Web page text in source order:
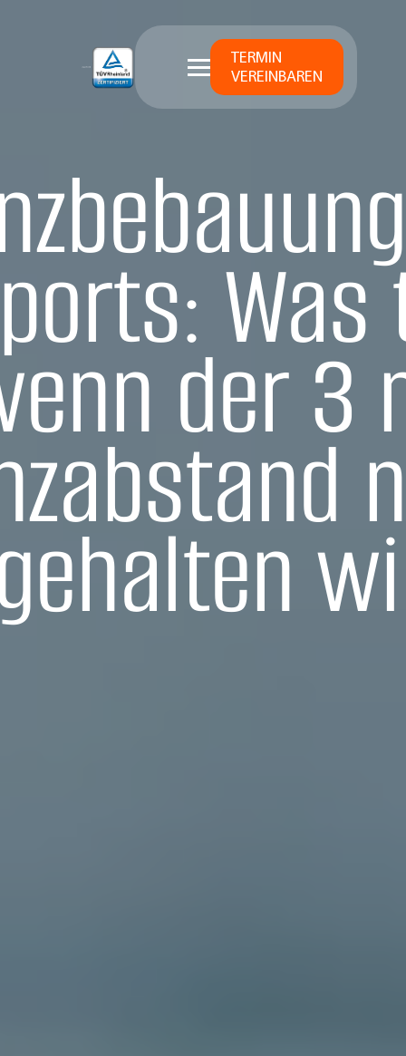
TERMIN
VEREINBAREN
der 3